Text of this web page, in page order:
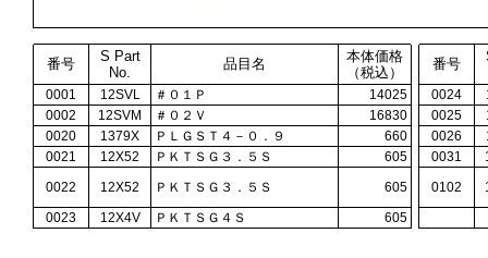
番号
S Part
No.
品目名
本体価格
（税込）
番号
0001 12SVL ＃０１Ｐ 14025 0024
0002
12SVM ＃０２Ｖ 16830 0025
0020
1379X ＰＬＧＳＴ４－０．９ 660 0026
0021
12X52 ＰＫＴＳＧ３．５Ｓ 605 0031
0022
12X52 ＰＫＴＳＧ３．５Ｓ 605 0102
0023
12X4V ＰＫＴＳＧ４Ｓ 605